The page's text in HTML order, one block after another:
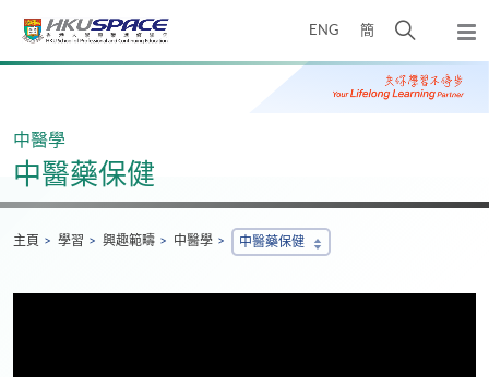
ENG 簡
開
搜
尋
彈
出
主
Main
中醫學
中醫藥保健
主頁 學習 興趣範疇 中醫學 中醫藥保健